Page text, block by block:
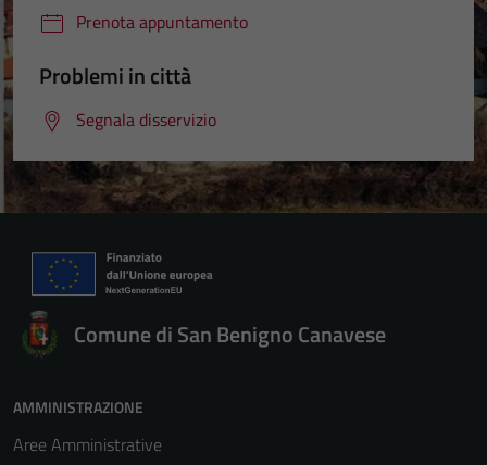
Prenota appuntamento
Problemi in città
Segnala disservizio
Comune di San Benigno Canavese
AMMINISTRAZIONE
Aree Amministrative